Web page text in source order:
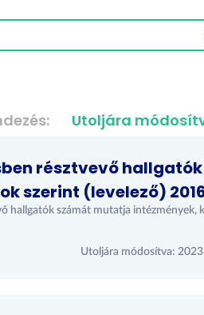
résztvevő hallgatók
szerint (levelező)
hallgatók számát mutatja intézmények,
Utoljára módosítva: